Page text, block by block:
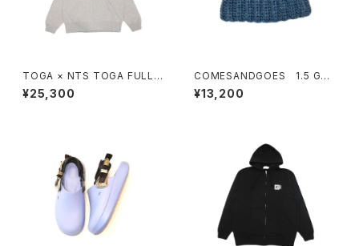
TOGA × NTS TOGA FULLZI
P HOODIE
¥25,300
COMESANDGOES 1.5 GAU
GE BIG KNIT
¥13,200